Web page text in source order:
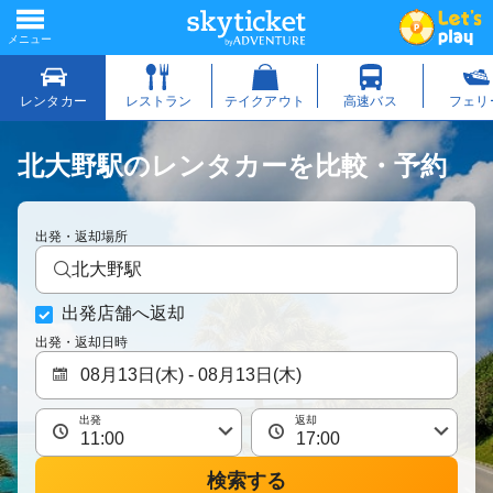
北大野駅のレンタカーを比較・予約
出発・返却場所
北大野駅
出発店舗へ返却
出発・返却日時
出発 返却
検索する